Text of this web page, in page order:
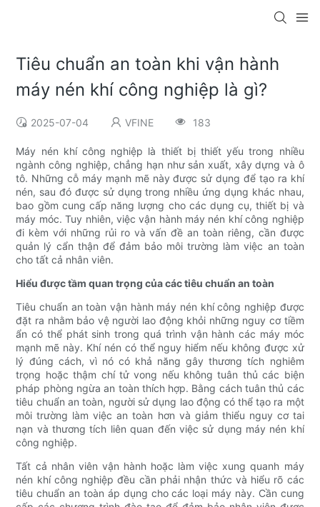
Tiêu chuẩn an toàn khi vận hành
máy nén khí công nghiệp là gì?
2025-07-04 VFINE 183
Máy nén khí công nghiệp là thiết bị thiết yếu trong nhiều
ngành công nghiệp, chẳng hạn như sản xuất, xây dựng và ô
tô. Những cỗ máy mạnh mẽ này được sử dụng để tạo ra khí
nén, sau đó được sử dụng trong nhiều ứng dụng khác nhau,
bao gồm cung cấp năng lượng cho các dụng cụ, thiết bị và
máy móc. Tuy nhiên, việc vận hành máy nén khí công nghiệp
đi kèm với những rủi ro và vấn đề an toàn riêng, cần được
quản lý cẩn thận để đảm bảo môi trường làm việc an toàn
cho tất cả nhân viên.
Hiểu được tầm quan trọng của các tiêu chuẩn an toàn
Tiêu chuẩn an toàn vận hành máy nén khí công nghiệp được
đặt ra nhằm bảo vệ người lao động khỏi những nguy cơ tiềm
ẩn có thể phát sinh trong quá trình vận hành các máy móc
mạnh mẽ này. Khí nén có thể nguy hiểm nếu không được xử
lý đúng cách, vì nó có khả năng gây thương tích nghiêm
trọng hoặc thậm chí tử vong nếu không tuân thủ các biện
pháp phòng ngừa an toàn thích hợp. Bằng cách tuân thủ các
tiêu chuẩn an toàn, người sử dụng lao động có thể tạo ra một
môi trường làm việc an toàn hơn và giảm thiểu nguy cơ tai
nạn và thương tích liên quan đến việc sử dụng máy nén khí
công nghiệp.
Tất cả nhân viên vận hành hoặc làm việc xung quanh máy
nén khí công nghiệp đều cần phải nhận thức và hiểu rõ các
tiêu chuẩn an toàn áp dụng cho các loại máy này. Cần cung